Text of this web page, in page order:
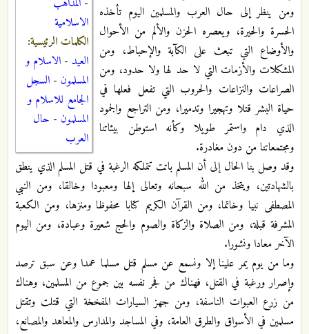
الاسلامية
الكلمات الرئيسية:
العيد - الاسلام و
المسلمون - السجل
الجامع للاسلام و
المسلمون - حال
العرب
ومن ينظر إلى حال العرب والمسلمين اليوم تأخذه
الحسرة والحيرة، ويعصره الحزن والألم من الأحوال
والأوضاع التي تبعث على الكآبة والإحباط، ومن
المشكلات والأزمات التي لا حد لها ولا حدود، ومن
الصراعات والنزاعات والحروب التي تفعل فعلها في
حياة البشر قتلا وتهجيرا وتدميرا، ومن التراجع والجمود
الذي دام واستمر طويلا وكأنه استوطن بيئاتنا
ومجتمعاتنا من دون مغادرة.
وقد وصل بنا الحال إلى أن المسلم باتت تتملكه الرغبة في قتل المسلم الذي ينطق
بالشهادتين، ويتخذ من الله سبحانه وتعالى إلها ومعبودا وخالقا، ومن النبي
المصطفى نبيا وخاتما، ومن القرآن الكريم كتابا محفوظا ومنزها، ومن الكعبة
المشرفة قبلة، ومن الصلاة والزكاة والصوم والحج شعيرة وعبادة، ومن اليوم
الآخر معادا ونشورا.
وما من يوم يمر علينا إلا ونسمع عن مسلم قتل مسلما عمدا وعن سبق ترصد
وإصرار ورغبة في القتل، فهناك من فجر نفسه بين جموع من المسلمين، وهناك
من زرع العبوات الناسفة، ومن جهز السيارات المفخخة التي قتلت وتقتل
مسلمين في الأسواق والطرق العامة، وفي المساجد والمدارس والمعاهد والمصانع،